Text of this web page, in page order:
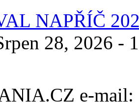
NAPŘÍČ
28, 2026 -
e-mail: